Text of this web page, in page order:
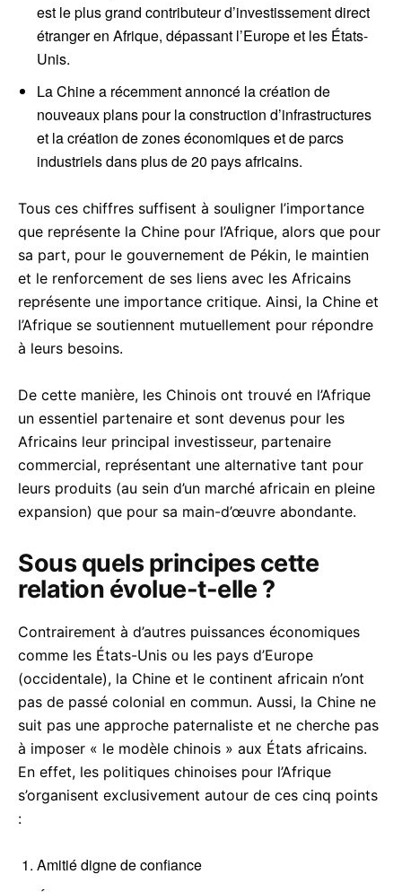
est le plus grand contributeur d’investissement direct
étranger en Afrique, dépassant l’Europe et les États-
Unis.
La Chine a récemment annoncé la création de
nouveaux plans pour la construction d’infrastructures
et la création de zones économiques et de parcs
industriels dans plus de 20 pays africains.
Tous ces chiffres suffisent à souligner l’importance
que représente la Chine pour l’Afrique, alors que pour
sa part, pour le gouvernement de Pékin, le maintien
et le renforcement de ses liens avec les Africains
représente une importance critique. Ainsi, la Chine et
l’Afrique se soutiennent mutuellement pour répondre
à leurs besoins.
De cette manière, les Chinois ont trouvé en l’Afrique
un essentiel partenaire et sont devenus pour les
Africains leur principal investisseur, partenaire
commercial, représentant une alternative tant pour
leurs produits (au sein d’un marché africain en pleine
expansion) que pour sa main-d’œuvre abondante.
Sous quels principes cette
relation évolue-t-elle ?
Contrairement à d’autres puissances économiques
comme les États-Unis ou les pays d’Europe
(occidentale), la Chine et le continent africain n’ont
pas de passé colonial en commun. Aussi, la Chine ne
suit pas une approche paternaliste et ne cherche pas
à imposer « le modèle chinois » aux États africains.
En effet, les politiques chinoises pour l’Afrique
s’organisent exclusivement autour de ces cinq points
:
Amitié digne de confiance